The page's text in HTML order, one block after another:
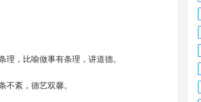
，比喻做事有条理，讲道德。
不紊，德艺双馨。